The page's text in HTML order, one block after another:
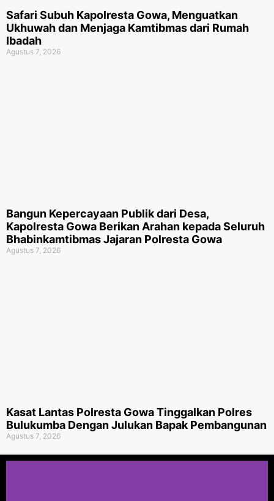
Safari Subuh Kapolresta Gowa, Menguatkan
Ukhuwah dan Menjaga Kamtibmas dari Rumah
Ibadah
Agustus 7, 2026
Bangun Kepercayaan Publik dari Desa,
Kapolresta Gowa Berikan Arahan kepada Seluruh
Bhabinkamtibmas Jajaran Polresta Gowa
Agustus 7, 2026
Kasat Lantas Polresta Gowa Tinggalkan Polres
Bulukumba Dengan Julukan Bapak Pembangunan
Agustus 7, 2026